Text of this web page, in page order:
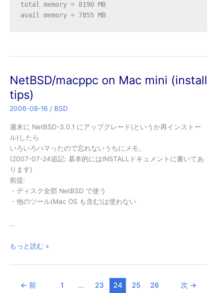
total memory = 8190 MB
avail memory = 7855 MB
NetBSD/macppc on Mac mini (install
tips)
2006-08-16 / BSD
週末に NetBSD-3.0.1 にアップグレード(というか再インストー
ル)したら
いろいろハマったので忘れないうちにメモ。
(2007-07-24追記: 基本的にはINSTALLドキュメントに書いてあ
ります)
前提:
・ディスク全部 NetBSD で使う
・他のツール(Mac OS も含む)は使わない
…
NetBSD/macppc
Mac
(install
もっと読む »
← 前 1 … 23 24 25 26 次 →